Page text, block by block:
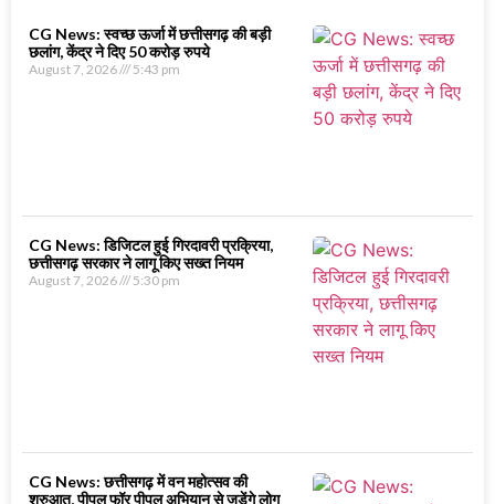
CG News: स्वच्छ ऊर्जा में छत्तीसगढ़ की बड़ी
छलांग, केंद्र ने दिए 50 करोड़ रुपये
August 7, 2026 5:43 pm
CG News: डिजिटल हुई गिरदावरी प्रक्रिया,
छत्तीसगढ़ सरकार ने लागू किए सख्त नियम
August 7, 2026 5:30 pm
CG News: छत्तीसगढ़ में वन महोत्सव की
शुरुआत, पीपल फॉर पीपुल अभियान से जुड़ेंगे लोग